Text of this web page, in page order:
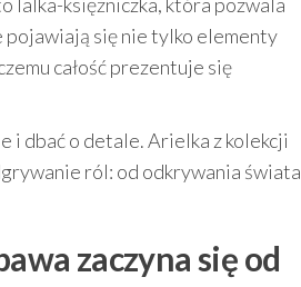
pojawiają się nie tylko elementy
całość prezentuje się
i dbać o detale. Arielka z kolekcji
ról: od odkrywania świata
zaczyna się od